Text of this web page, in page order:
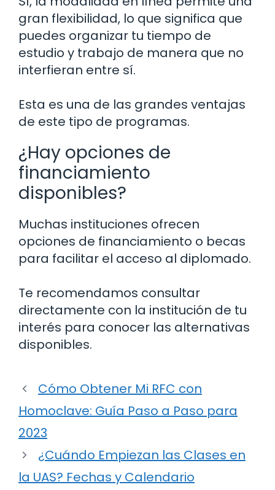
gran flexibilidad, lo que significa que
puedes organizar tu tiempo de
estudio y trabajo de manera que no
interfieran entre sí.
Esta es una de las grandes ventajas
de este tipo de programas.
¿Hay opciones de
financiamiento
disponibles?
Muchas instituciones ofrecen
opciones de financiamiento o becas
para facilitar el acceso al diplomado.
Te recomendamos consultar
directamente con la institución de tu
interés para conocer las alternativas
disponibles.
Cómo Obtener Mi RFC con
Homoclave: Guía Paso a Paso para
2023
¿Cuándo Empiezan las Clases en
la UAS? Fechas y Calendario